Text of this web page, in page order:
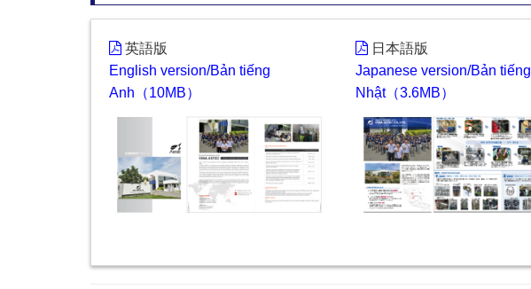
英語版
English version/Bản tiếng
Anh（10MB）
日本語版
Japanese version/Bản tiếng
Nhật（3.6MB）